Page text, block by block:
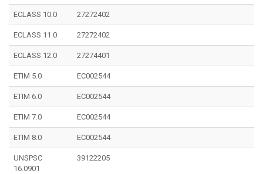
ECLASS 10.0 27272402
ECLASS 11.0 27272402
ECLASS 12.0 27274401
ETIM 5.0 EC002544
ETIM 6.0 EC002544
ETIM 7.0 EC002544
ETIM 8.0 EC002544
UNSPSC
16.0901
39122205